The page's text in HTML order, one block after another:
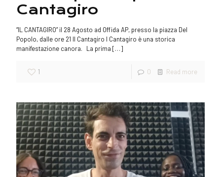
Cantagiro
“IL CANTAGIRO” il 28 Agosto ad Offida AP, presso la piazza Del
Popolo, dalle ore 21 Il Cantagiro l Cantagiro è una storica
manifestazione canora. La prima […]
1 0 Read more